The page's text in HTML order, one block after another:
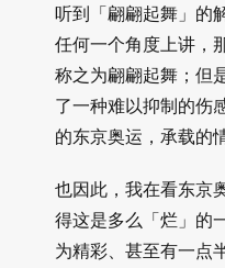
听到「翩翩起舞」
任何一个角度上讲，
称之为翩翩起舞；但
了一种难以抑制的伤
的东京奥运，承载的
也因此，我在看东京
得这是多么「烂」
为精彩、甚至有一点